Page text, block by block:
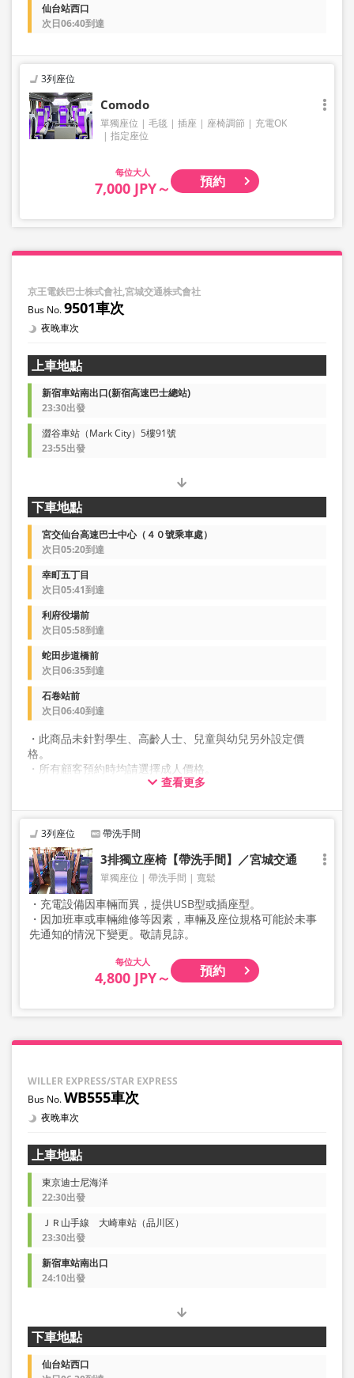
仙台站西口
次日06:40到達
3列座位
Comodo
單獨座位 毛毯 插座 座椅調節
充電OK
指定座位
大人
7,000 JPY～ 預約
京王電鉄巴士株式會社,宮城交通株式會社
9501車次
夜晚車次
上車地點
新宿車站南出口(新宿高速巴士總站)
23:30出發
澀谷車站（Mark City）5樓91號
23:55出發
下車地點
宮交仙台高速巴士中心（４０號乘車處）
次日05:20到達
幸町五丁目
次日05:41到達
利府役場前
次日05:58到達
蛇田步道橋前
次日06:35到達
石卷站前
次日06:40到達
・此商品未針對學生、高齡人士、兒童與幼兒另外設定價
格。
・所有顧客預約時均請選擇成人價格。
・雙座一人使用座位』白天班車需另加1,000日圓，夜間班車
查看更多
3列座位 帶洗手間
3排獨立座椅【帶洗手間】／宮城交通
單獨座位 帶洗手間 寬鬆
・充電設備因車輛而異，提供USB型或插座型。
・因加班車或車輛維修等因素，車輛及座位規格可能於未事
先通知的情況下變更。敬請見諒。
大人
4,800 JPY～ 預約
WILLER EXPRESS/STAR EXPRESS
WB555車次
夜晚車次
上車地點
東京迪士尼海洋
22:30出發
ＪＲ山手線 大崎車站（品川区）
23:30出發
新宿車站南出口
24:10出發
下車地點
仙台站西口